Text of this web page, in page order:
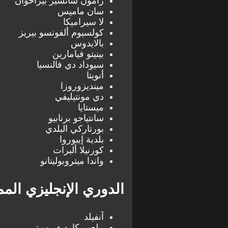
سان ماميس
لا سيراميكا
كولسيوم ألفونسو بيريز
بالايدوس
بينيتو فيامارين
سيوداد دي فالنسيا
أنويتا
مينديزوروزا
دي مونتيليفي
ميستايا
سانتياجو برنابيو
بورتاركي البلدي
بلدية إيبوروا
كورنيلا ألبرات
واندا ميتروبوليتانو
الدوري الإنجليزي
آنفيلد